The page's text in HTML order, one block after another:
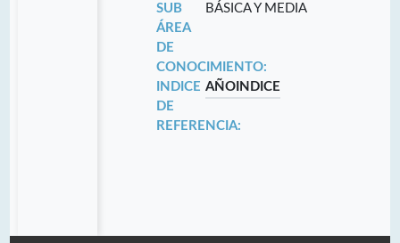
SUB
ÁREA
DE
CONOCIMIENTO:
BÁSICA Y MEDIA
INDICE
DE
REFERENCIA:
AÑO INDICE